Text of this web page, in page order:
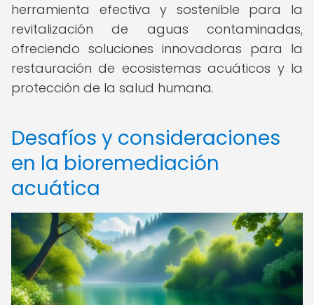
herramienta efectiva y sostenible para la
revitalización de aguas contaminadas,
ofreciendo soluciones innovadoras para la
restauración de ecosistemas acuáticos y la
protección de la salud humana.
Desafíos y consideraciones
en la bioremediación
acuática